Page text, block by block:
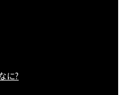
に?